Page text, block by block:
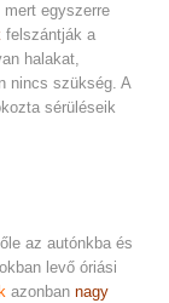
mert egyszerre
felszántják a
halakat,
nincs szükség. A
sérüléseik
az autónkba és
levő óriási
azonban nagy